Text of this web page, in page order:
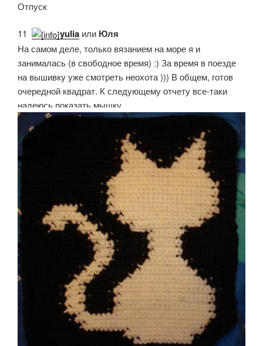
Отпуск
11. yulia или Юля
На самом деле, только вязанием на море я и
занималась (в свободное время) :) За время в поезде
на вышивку уже смотреть неохота ))) В общем, готов
очередной квадрат. К следующему отчету все-таки
надеюсь показать мышку.